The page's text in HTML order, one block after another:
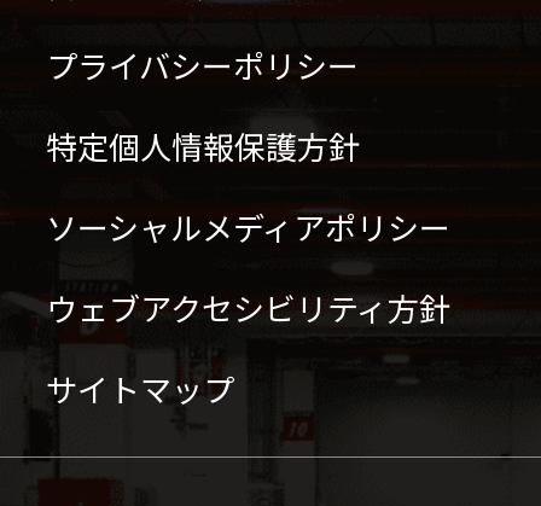
プライバシーポリシー
特定個人情報保護方針
ソーシャルメディアポリシー
ウェブアクセシビリティ方針
サイトマップ